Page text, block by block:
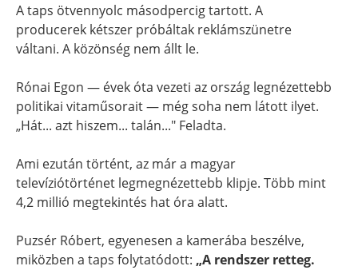
A taps ötvennyolc másodpercig tartott. A
producerek kétszer próbáltak reklámszünetre
váltani. A közönség nem állt le.
Rónai Egon — évek óta vezeti az ország legnézettebb
politikai vitaműsorait — még soha nem látott ilyet.
„Hát... azt hiszem... talán..." Feladta.
Ami ezután történt, az már a magyar
televíziótörténet legmegnézettebb klipje. Több mint
4,2 millió megtekintés hat óra alatt.
Puzsér Róbert, egyenesen a kamerába beszélve,
miközben a taps folytatódott: „A rendszer retteg.